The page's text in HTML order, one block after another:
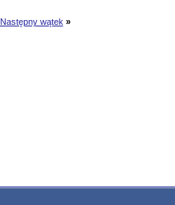
Następny wątek »